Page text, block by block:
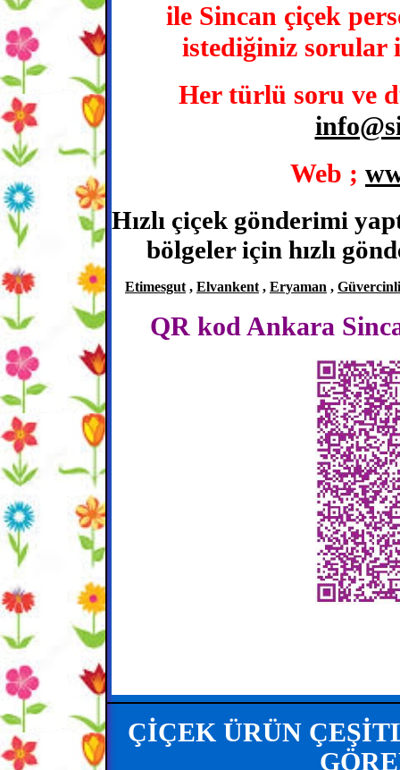
ile Sincan çiçek
istediğiniz
Her türlü soru ve
Web ;
Hızlı çiçek gönderimi
bölgeler için hızlı
Etimesgut , Elvankent , Eryaman ,
QR kod Ankara
ÇİÇEK ÜRÜN